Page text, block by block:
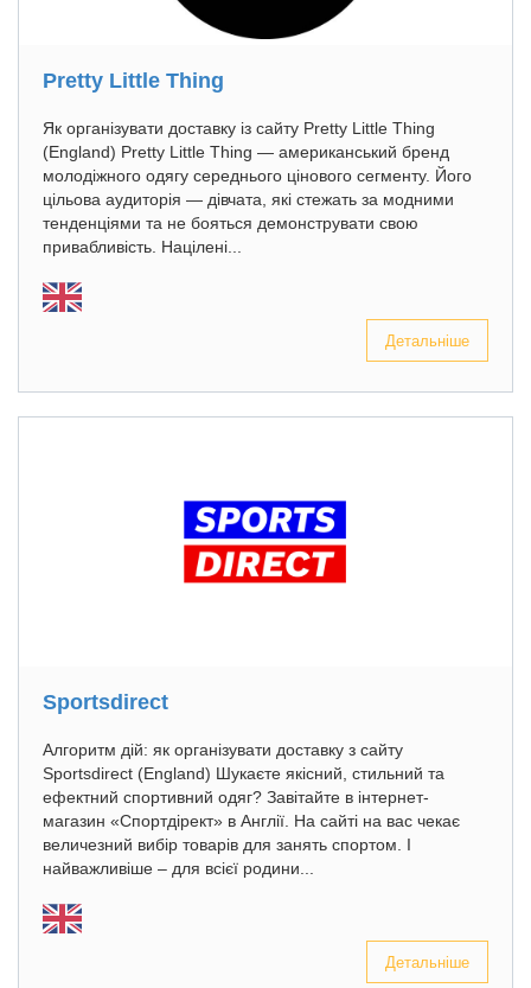
Pretty Little Thing
Як організувати доставку із сайту Pretty Little Thing
(England) Pretty Little Thing — американський бренд
молодіжного одягу середнього цінового сегменту. Його
цільова аудиторія — дівчата, які стежать за модними
тенденціями та не бояться демонструвати свою
привабливість. Націлені...
Детальніше
Sportsdirect
Алгоритм дій: як організувати доставку з сайту
Sportsdirect (England) Шукаєте якісний, стильний та
ефектний спортивний одяг? Завітайте в інтернет-
магазин «Спортдірект» в Англії. На сайті на вас чекає
величезний вибір товарів для занять спортом. І
найважливіше – для всієї родини...
Детальніше